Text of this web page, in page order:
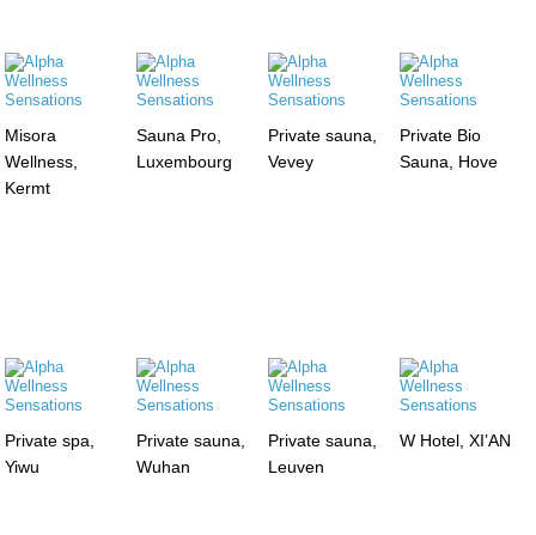
Misora
Wellness,
Kermt
Sauna Pro,
Luxembourg
Private sauna,
Vevey
Private Bio
Sauna, Hove
Private spa,
Yiwu
Private sauna,
Wuhan
Private sauna,
Leuven
W Hotel, XI’AN